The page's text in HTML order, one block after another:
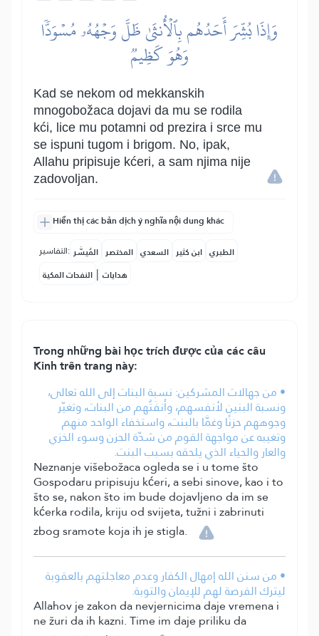
وَإِذَا بُشِّرَ أَحَدُهُم بِٱلۡأُنثَىٰ ظَلَّ وَجۡهُهُۥ مُسۡوَدّٗا
وَهُوَ كَظِيمٞ
Kad se nekom od mekkanskih
mnogobožaca dojavi da mu se rodila
kći, lice mu potamni od prezira i srce mu
se ispuni tugom i brigom. No, ipak,
Allahu pripisuje kćeri, a sam njima nije
zadovoljan.
Hiển thị các bản dịch ý nghĩa nội dung khác
التفاسير: المُيسَّر المختصر السعدي ابن كثير الطبري
النفحات المكية | هدايات
Trong những bài học trích được của các câu
Kinh trên trang này:
• من جهالات المشركين: نسبة البنات إلى الله تعالى،
ونسبة البنين لأنفسهم، وأَنفَتُهم من البنات، وتغيّر
وجوههم حزنًا وغمَّا بالبنت، واستخفاء الواحد منهم
وتغيبه عن مواجهة القوم من شدّة الحزن وسوء الخزي
والعار والحياء الذي يلحقه بسبب البنت.
Neznanje višebožaca ogleda se i u tome što
Gospodaru pripisuju kćeri, a sebi sinove, kao i to
što se, nakon što im bude dojavljeno da im se
kćerka rodila, kriju od svijeta, tužni i zabrinuti
zbog sramote koja ih je stigla.
• من سنن الله إمهال الكفار وعدم معاجلتهم بالعقوبة
ليترك الفرصة لهم للإيمان والتوبة.
Allahov je zakon da nevjernicima daje vremena i
ne žuri da ih kazni. Time im daje priliku da